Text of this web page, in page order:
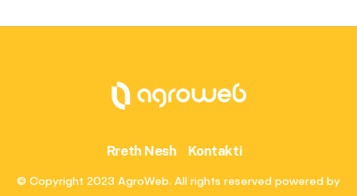
Rreth Nesh Kontakti
© Copyright 2023 AgroWeb. All rights reserved powered by